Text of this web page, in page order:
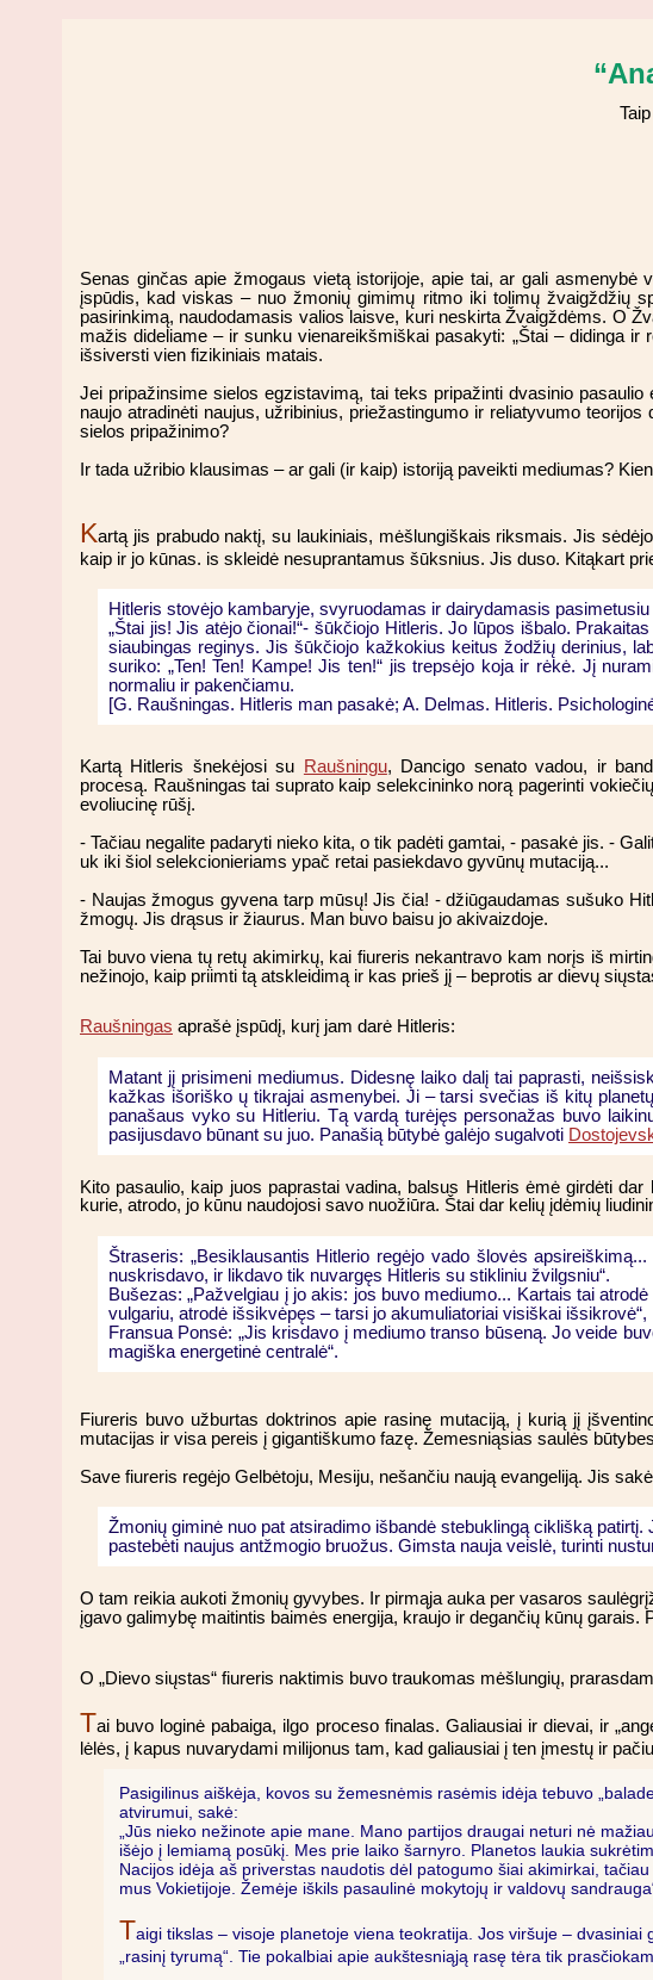
Senas ginčas apie žmogaus vietą istorijoje, apie tai, ar gali
įspūdis, kad viskas – nuo žmonių gimimų ritmo iki tolimų žvaigždžių
pasirinkimą, naudodamasis valios laisve, kuri neskirta Žvaigždėms. O
mažis dideliame – ir sunku vienareikšmiškai pasakyti: „Štai – didinga
išsiversti vien fizikiniais matais.
Jei pripažinsime sielos egzistavimą, tai teks pripažinti dvasinio
naujo atradinėti naujus, užribinius, priežastingumo ir reliatyvumo
sielos pripažinimo?
Ir tada užribio klausimas – ar gali (ir kaip) istoriją paveikti mediumas?
Kartą jis prabudo naktį, su laukiniais, mėšlungiškais riksmais. Jis
kaip ir jo kūnas. is skleidė nesuprantamus šūksnius. Jis duso. Kitąkart
Hitleris stovėjo kambaryje, svyruodamas ir dairydamasis pasimetusiu
„Štai jis! Jis atėjo čionai!“- šūkčiojo Hitleris. Jo lūpos išbalo.
siaubingas reginys. Jis šūkčiojo kažkokius keitus žodžių derinius,
suriko: „Ten! Ten! Kampe! Jis ten!“ jis trepsėjo koja ir rėkė. Jį
normaliu ir pakenčiamu.
[G. Raušningas. Hitleris man pasakė; A. Delmas. Hitleris.
Kartą Hitleris šnekėjosi su Raušningu, Dancigo senato vadou, ir
procesą. Raušningas tai suprato kaip selekcininko norą pagerinti
evoliucinę rūšį.
- Tačiau negalite padaryti nieko kita, o tik padėti gamtai, - pasakė jis. -
uk iki šiol selekcionieriams ypač retai pasiekdavo gyvūnų mutaciją...
- Naujas žmogus gyvena tarp mūsų! Jis čia! - džiūgaudamas sušuko
žmogų. Jis drąsus ir žiaurus. Man buvo baisu jo akivaizdoje.
Tai buvo viena tų retų akimirkų, kai fiureris nekantravo kam norįs iš
nežinojo, kaip priimti tą atskleidimą ir kas prieš jį – beprotis ar dievų
Raušningas aprašė įspūdį, kurį jam darė Hitleris:
Matant jį prisimeni mediumus. Didesnę laiko dalį tai paprasti,
kažkas išoriško ų tikrajai asmenybei. Ji – tarsi svečias iš kitų
panašaus vyko su Hitleriu. Tą vardą turėjęs personažas buvo
pasijusdavo būnant su juo. Panašią būtybė galėjo sugalvoti
Kito pasaulio, kaip juos paprastai vadina, balsus Hitleris ėmė girdėti
kurie, atrodo, jo kūnu naudojosi savo nuožiūra. Štai dar kelių įdėmių
Štraseris: „Besiklausantis Hitlerio regėjo vado šlovės
nuskrisdavo, ir likdavo tik nuvargęs Hitleris su stikliniu žvilgsniu“.
Bušezas: „Pažvelgiau į jo akis: jos buvo mediumo... Kartais tai
vulgariu, atrodė išsikvėpęs – tarsi jo akumuliatoriai visiškai išsikrovė“,
Fransua Ponsė: „Jis krisdavo į mediumo transo būseną. Jo veide
magiška energetinė centralė“.
Fiureris buvo užburtas doktrinos apie rasinę mutaciją, į kurią jį
mutacijas ir visa pereis į gigantiškumo fazę. Žemesniąsias saulės
Save fiureris regėjo Gelbėtoju, Mesiju, nešančiu naują evangeliją. Jis
Žmonių giminė nuo pat atsiradimo išbandė stebuklingą ciklišką
pastebėti naujus antžmogio bruožus. Gimsta nauja veislė, turinti
O tam reikia aukoti žmonių gyvybes. Ir pirmąja auka per vasaros
įgavo galimybę maitintis baimės energija, kraujo ir degančių kūnų
O „Dievo siųstas“ fiureris naktimis buvo traukomas mėšlungių,
Tai buvo loginė pabaiga, ilgo proceso finalas. Galiausiai ir dievai, ir
lėlės, į kapus nuvarydami milijonus tam, kad galiausiai į ten įmestų ir
Pasigilinus aiškėja, kovos su žemesnėmis rasėmis idėja tebuvo
atvirumui, sakė:
„Jūs nieko nežinote apie mane. Mano partijos draugai neturi nė
išėjo į lemiamą posūkį. Mes prie laiko šarnyro. Planetos laukia
Nacijos idėja aš priverstas naudotis dėl patogumo šiai akimirkai,
mus Vokietijoje. Žemėje iškils pasaulinė mokytojų ir valdovų
Taigi tikslas – visoje planetoje viena teokratija. Jos viršuje –
„rasinį tyrumą“. Tie pokalbiai apie aukštesniąją rasę tėra tik